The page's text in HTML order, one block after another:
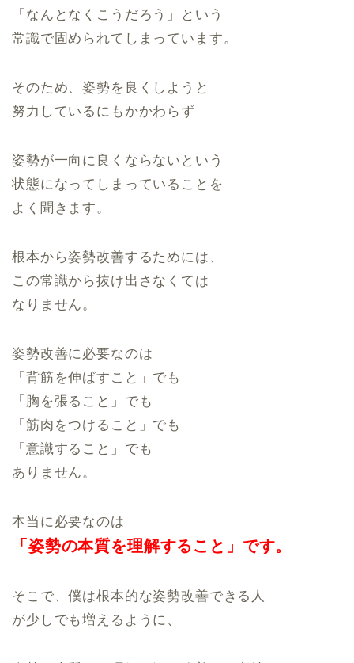
「なんとなくこうだろう」という
常識で固められてしまっています。
そのため、姿勢を良くしようと
努力しているにもかかわらず
姿勢が一向に良くならないという
状態になってしまっていることを
よく聞きます。
根本から姿勢改善するためには、
この常識から抜け出さなくては
なりません。
姿勢改善に必要なのは
「背筋を伸ばすこと」でも
「胸を張ること」でも
「筋肉をつけること」でも
「意識すること」でも
ありません。
本当に必要なのは
「姿勢の本質を理解すること」です。
そこで、僕は根本的な姿勢改善できる人
が少しでも増えるように、